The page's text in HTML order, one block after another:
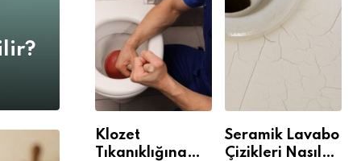
Klozet
Tıkanıklığına
Seramik Lavabo
Çizikleri Nasıl